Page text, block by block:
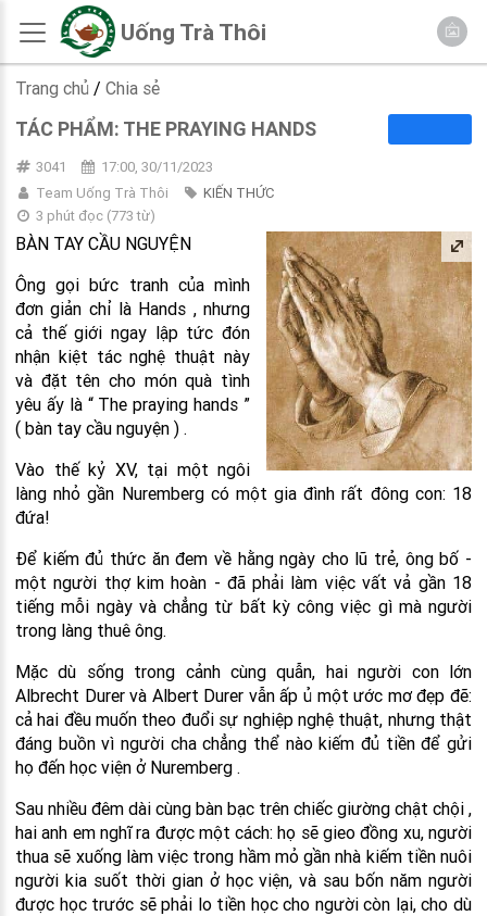
Uống Trà Thôi
Trang chủ / Chia sẻ
TÁC PHẨM: THE PRAYING HANDS
3041
17:00, 30/11/2023
Team Uống Trà Thôi
KIẾN THỨC
3 phút đọc(773từ)
BÀN TAY CẦU NGUYỆN
Ông gọi bức tranh của mình
đơn giản chỉ là Hands , nhưng
cả thế giới ngay lập tức đón
nhận kiệt tác nghệ thuật này
và đặt tên cho món quà tình
yêu ấy là “ The praying hands ”
( bàn tay cầu nguyện ) .
Vào thế kỷ XV, tại một ngôi
làng nhỏ gần Nuremberg có một gia đình rất đông con: 18
đứa!
Để kiếm đủ thức ăn đem về hằng ngày cho lũ trẻ, ông bố -
một người thợ kim hoàn - đã phải làm việc vất vả gần 18
tiếng mỗi ngày và chẳng từ bất kỳ công việc gì mà người
trong làng thuê ông.
Mặc dù sống trong cảnh cùng quẫn, hai người con lớn
Albrecht Durer và Albert Durer vẫn ấp ủ một ước mơ đẹp đẽ:
cả hai đều muốn theo đuổi sự nghiệp nghệ thuật, nhưng thật
đáng buồn vì người cha chẳng thể nào kiếm đủ tiền để gửi
họ đến học viện ở Nuremberg .
Sau nhiều đêm dài cùng bàn bạc trên chiếc giường chật chội ,
hai anh em nghĩ ra được một cách: họ sẽ gieo đồng xu, người
thua sẽ xuống làm việc trong hầm mỏ gần nhà kiếm tiền nuôi
người kia suốt thời gian ở học viện, và sau bốn năm người
được học trước sẽ phải lo tiền học cho người còn lại, cho dù